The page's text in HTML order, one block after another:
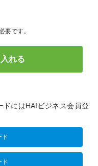
要です。
れる
にはHAIビジネス会員登
ド
ド